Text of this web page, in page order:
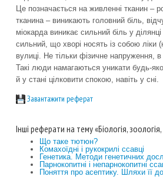
Це позначається на живленні тканин –
тканина – виникають головний біль,
міокарда виникає сильний біль у
сильний, що хворі носять із собою ліки
вулиці. Не тільки фізичне напруження,
Такі люди намагаються уникати будь-
й у стані цілковити спокою, навіть у сні.
Завантажити реферат
Інші реферати на тему «Біологія,
Що таке тютюн?
Комахоїдні і рукокрилі ссавці
Генетика. Методи генетичних
Парнокопитні і непарнокопитні
Поняття про асептику. Шляхи її